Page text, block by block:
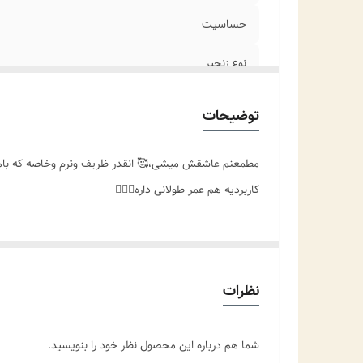
حساسیت
نوع زنجیر
توضیحات
مطمعنم عاشقش میشی،🥰 انقدر ظریف ونرم وخاصه که
کاربردیه هم عمر طولانی داره👌🏻✨️
نظرات
شما هم درباره این محصول نظر خود را بنویسید.